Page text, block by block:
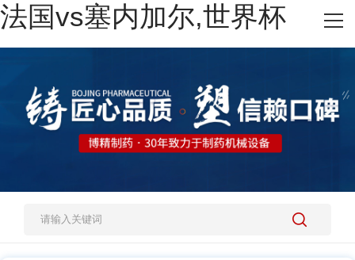
法国vs塞内加尔,世界杯
网站法国vs塞内加尔,世界杯
施工案例
人才招聘